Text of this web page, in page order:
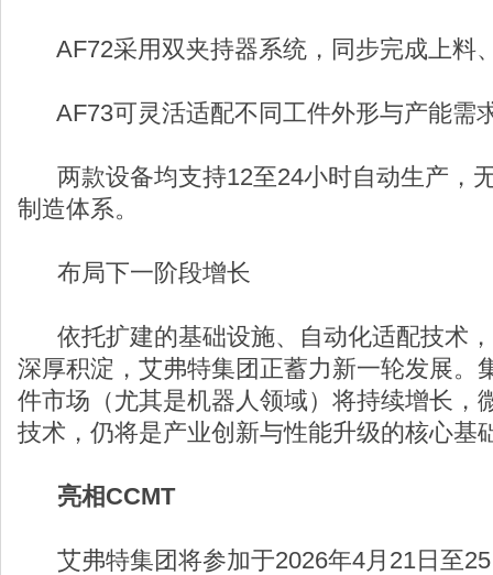
AF72采用双夹持器系统，同步完成上料
AF73可灵活适配不同工件外形与产能需
两款设备均支持12至24小时自动生产，
制造体系。
布局下一阶段增长
依托扩建的基础设施、自动化适配技术
深厚积淀，艾弗特集团正蓄力新一轮发展。
件市场（尤其是机器人领域）将持续增长，
技术，仍将是产业创新与性能升级的核心基
亮相CCMT
艾弗特集团将参加于2026年4月21日至